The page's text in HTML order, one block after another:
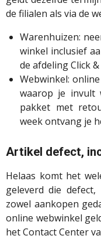
de filialen als via de
Warenhuizen:
winkel inclusief
de afdeling Click
Webwinkel:
waarop je invult
pakket met
week ontvang je
Artikel defect,
Helaas komt het
geleverd die
zowel aankopen
online webwinkel
het Contact Center